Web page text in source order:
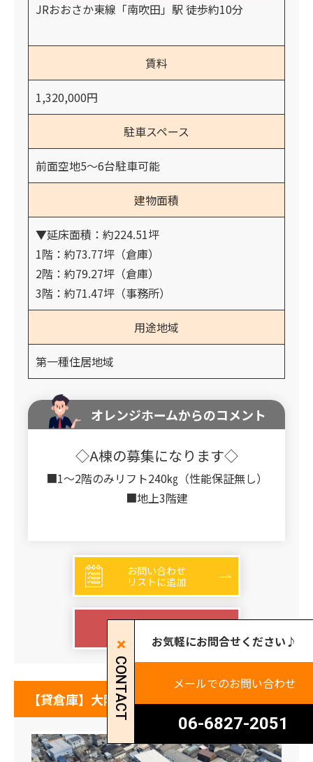
JRおおさか東線「南吹田」駅 徒歩約10分
賃料
1,320,000円
駐車スペース
前面空地5～6台駐車可能
建物面積
▼延床面積：約224.51坪
1階：約73.77坪（倉庫）
2階：約79.27坪（倉庫）
3階：約71.47坪（事務所）
用途地域
第一種住居地域
オレンジホームからのコメント
◇A棟の募集になります◇
■1～2階のみリフト240㎏（性能保証無し）
■地上3階建
お問い合わせ
リストに追加
【貸倉庫】大阪府八尾市太田新町
CONTACT
お気軽にお問合せください♪
メールでのお問い合わせ
06-6827-2051